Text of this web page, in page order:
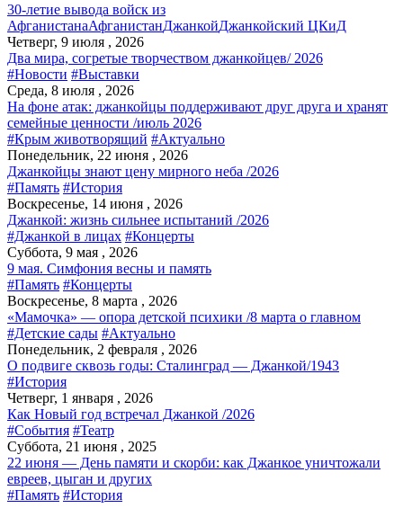
30-летие вывода войск из
АфганистанаАфганистанДжанкойДжанкойский ЦКиД
Четверг, 9 июля , 2026
Два мира, согретые творчеством джанкойцев/ 2026
#Новости #Выставки
Среда, 8 июля , 2026
На фоне атак: джанкойцы поддерживают друг друга и хранят
семейные ценности /июль 2026
#Крым животворящий #Актуально
Понедельник, 22 июня , 2026
Джанкойцы знают цену мирного неба /2026
#Память #История
Воскресенье, 14 июня , 2026
Джанкой: жизнь сильнее испытаний /2026
#Джанкой в лицах #Концерты
Суббота, 9 мая , 2026
9 мая. Симфония весны и память
#Память #Концерты
Воскресенье, 8 марта , 2026
«Мамочка» — опора детской психики /8 марта о главном
#Детские сады #Актуально
Понедельник, 2 февраля , 2026
О подвиге сквозь годы: Сталинград — Джанкой/1943
#История
Четверг, 1 января , 2026
Как Новый год встречал Джанкой /2026
#События #Театр
Суббота, 21 июня , 2025
22 июня — День памяти и скорби: как Джанкое уничтожали
евреев, цыган и других
#Память #История